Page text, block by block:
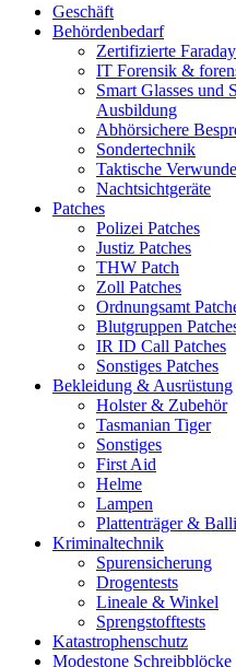
Geschäft
Behördenbedarf
Zertifizierte
IT Forensik &
Smart Glasses und
Ausbildung
Abhörsichere
Sondertechnik
Taktische
Nachtsichtgeräte
Patches
Polizei Patches
Justiz Patches
THW Patch
Zoll Patches
Ordnungsamt
Blutgruppen
IR ID Call Patches
Sonstiges Patches
Bekleidung & Ausrüstung
Holster & Zubehör
Tasmanian Tiger
Sonstiges
First Aid
Helme
Lampen
Plattenträger &
Kriminaltechnik
Spurensicherung
Drogentests
Lineale & Winkel
Sprengstofftests
Katastrophenschutz
Modestone Schreibblöcke